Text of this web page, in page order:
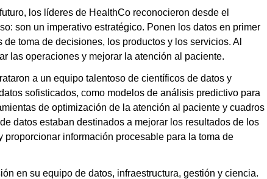
los líderes de HealthCo reconocieron desde el
son un imperativo estratégico. Ponen los datos en primer
toma de decisiones, los productos y los servicios. Al
las operaciones y mejorar la atención al paciente.
a un equipo talentoso de científicos de datos y
sofisticados, como modelos de análisis predictivo para
de optimización de la atención al paciente y cuadros
datos estaban destinados a mejorar los resultados de los
información procesable para la toma de
en su equipo de datos, infraestructura, gestión y ciencia.